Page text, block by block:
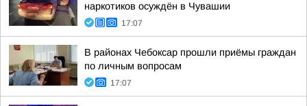
наркотиков осуждён в Чувашии
17:07
В районах Чебоксар прошли приёмы граждан
по личным вопросам
17:07